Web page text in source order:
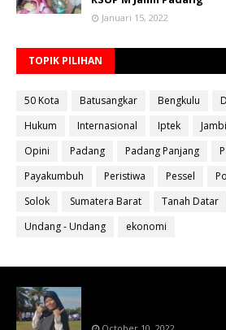
Januari 15, 2022
TOPIK PILIHAN
50 Kota Batusangkar Bengkulu
Hukum
Internasional Iptek Jambi
Opini
Padang Padang Panjang
Payakumbuh
Peristiwa Pessel
Solok
Sumatera Barat Tanah Datar
Undang - Undang
ekonomi